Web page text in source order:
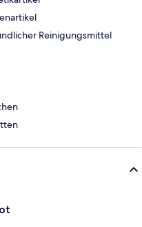
Reinigungsmittel